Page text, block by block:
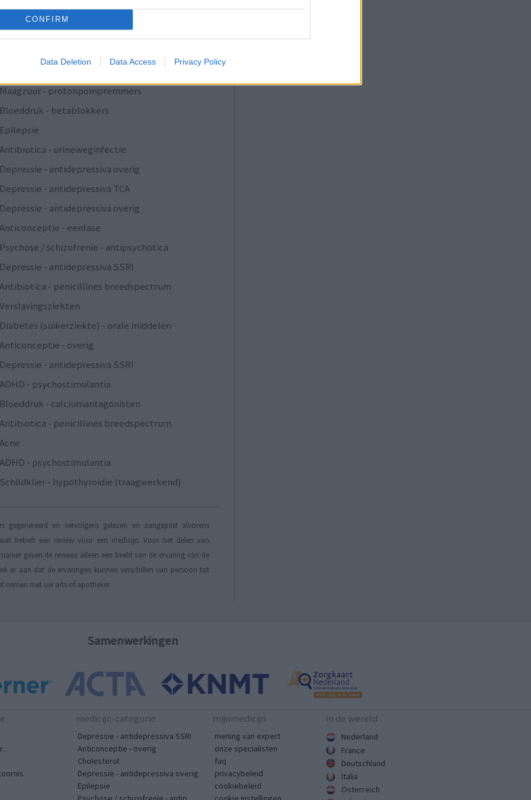
CONFIRM
Data Deletion Data Access Privacy Policy
Verslavingsziekten
Depressie - antidepressiva overig
Maagzuur - protonpompremmers
Bloeddruk - betablokkers
Epilepsie
Antibiotica - urineweginfectie
Depressie - antidepressiva overig
Depressie - antidepressiva TCA
Depressie - antidepressiva overig
Anticonceptie - eenfase
Psychose / schizofrenie - antipsychotica
Depressie - antidepressiva SSRI
Antibiotica - penicillines breedspectrum
Verslavingsziekten
Diabetes (suikerziekte) - orale middelen
Anticonceptie - overig
Depressie - antidepressiva SSRI
ADHD - psychostimulantia
Bloeddruk - calciumantagonisten
Antibiotica - penicillines breedspectrum
Acne
ADHD - psychostimulantia
Schildklier - hypothyroidie (traagwerkend)
en vervolgens gelezen en aangepast alvorens
betreft een review voor een medicijn. Voor het delen van
geven de reviews alleen een beeld van de ervaring van de
er aan dat de ervaringen kunnen verschillen van persoon tot
met uw arts of apotheker.
Samenwerkingen
medicijn-categorie
Depressie - antidepressiva SSRI
Anticonceptie - overig
Cholesterol
Depressie - antidepressiva overig
Epilepsie
mijnmedicijn
mening van expert
onze specialisten
faq
privacybeleid
cookiebeleid
in de wereld
Nederland
France
Deutschland
Italia
Österreich